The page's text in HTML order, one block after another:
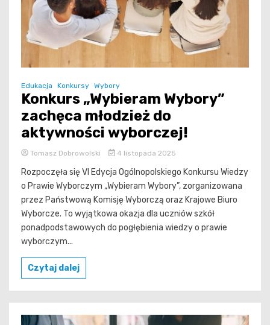
Edukacja Konkursy Wybory
Konkurs „Wybieram Wybory”
zachęca młodzież do
aktywności wyborczej!
Tomasz Dobrowolski 4 listopada 2025
Rozpoczęła się VI Edycja Ogólnopolskiego Konkursu Wiedzy
o Prawie Wyborczym „Wybieram Wybory”, zorganizowana
przez Państwową Komisję Wyborczą oraz Krajowe Biuro
Wyborcze. To wyjątkowa okazja dla uczniów szkół
ponadpodstawowych do pogłębienia wiedzy o prawie
wyborczym...
Czytaj dalej